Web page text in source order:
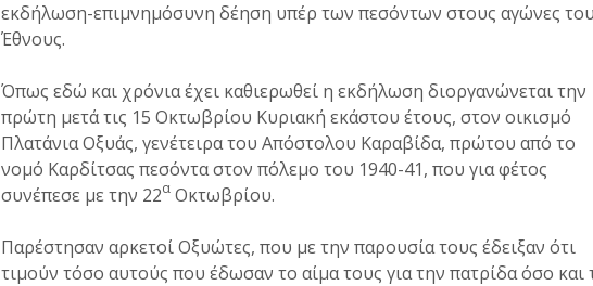
εκδήλωση-επιμνημόσυνη δέηση υπέρ των πεσόντων στους αγώνες του
Έθνους.
Όπως εδώ και χρόνια έχει καθιερωθεί η εκδήλωση διοργανώνεται την
πρώτη μετά τις 15 Οκτωβρίου Κυριακή εκάστου έτους, στον οικισμό
Πλατάνια Οξυάς, γενέτειρα του Απόστολου Καραβίδα, πρώτου από το
νομό Καρδίτσας πεσόντα στον πόλεμο του 1940-41, που για φέτος
συνέπεσε με την 22αΟκτωβρίου.
Παρέστησαν αρκετοί Οξυώτες, που με την παρουσία τους έδειξαν ότι
τιμούν τόσο αυτούς που έδωσαν το αίμα τους για την πατρίδα όσο και